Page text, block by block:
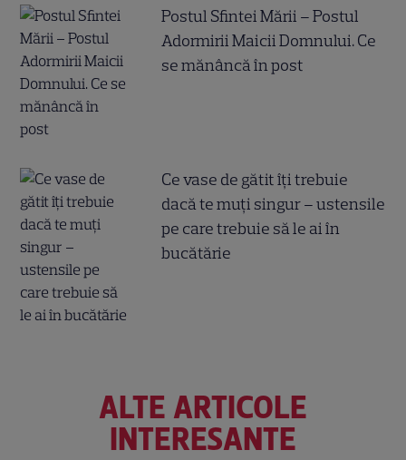
Postul Sfintei Mării – Postul
Adormirii Maicii Domnului. Ce
se mănâncă în post
Ce vase de gătit îți trebuie
dacă te muți singur – ustensile
pe care trebuie să le ai în
bucătărie
ALTE ARTICOLE
INTERESANTE